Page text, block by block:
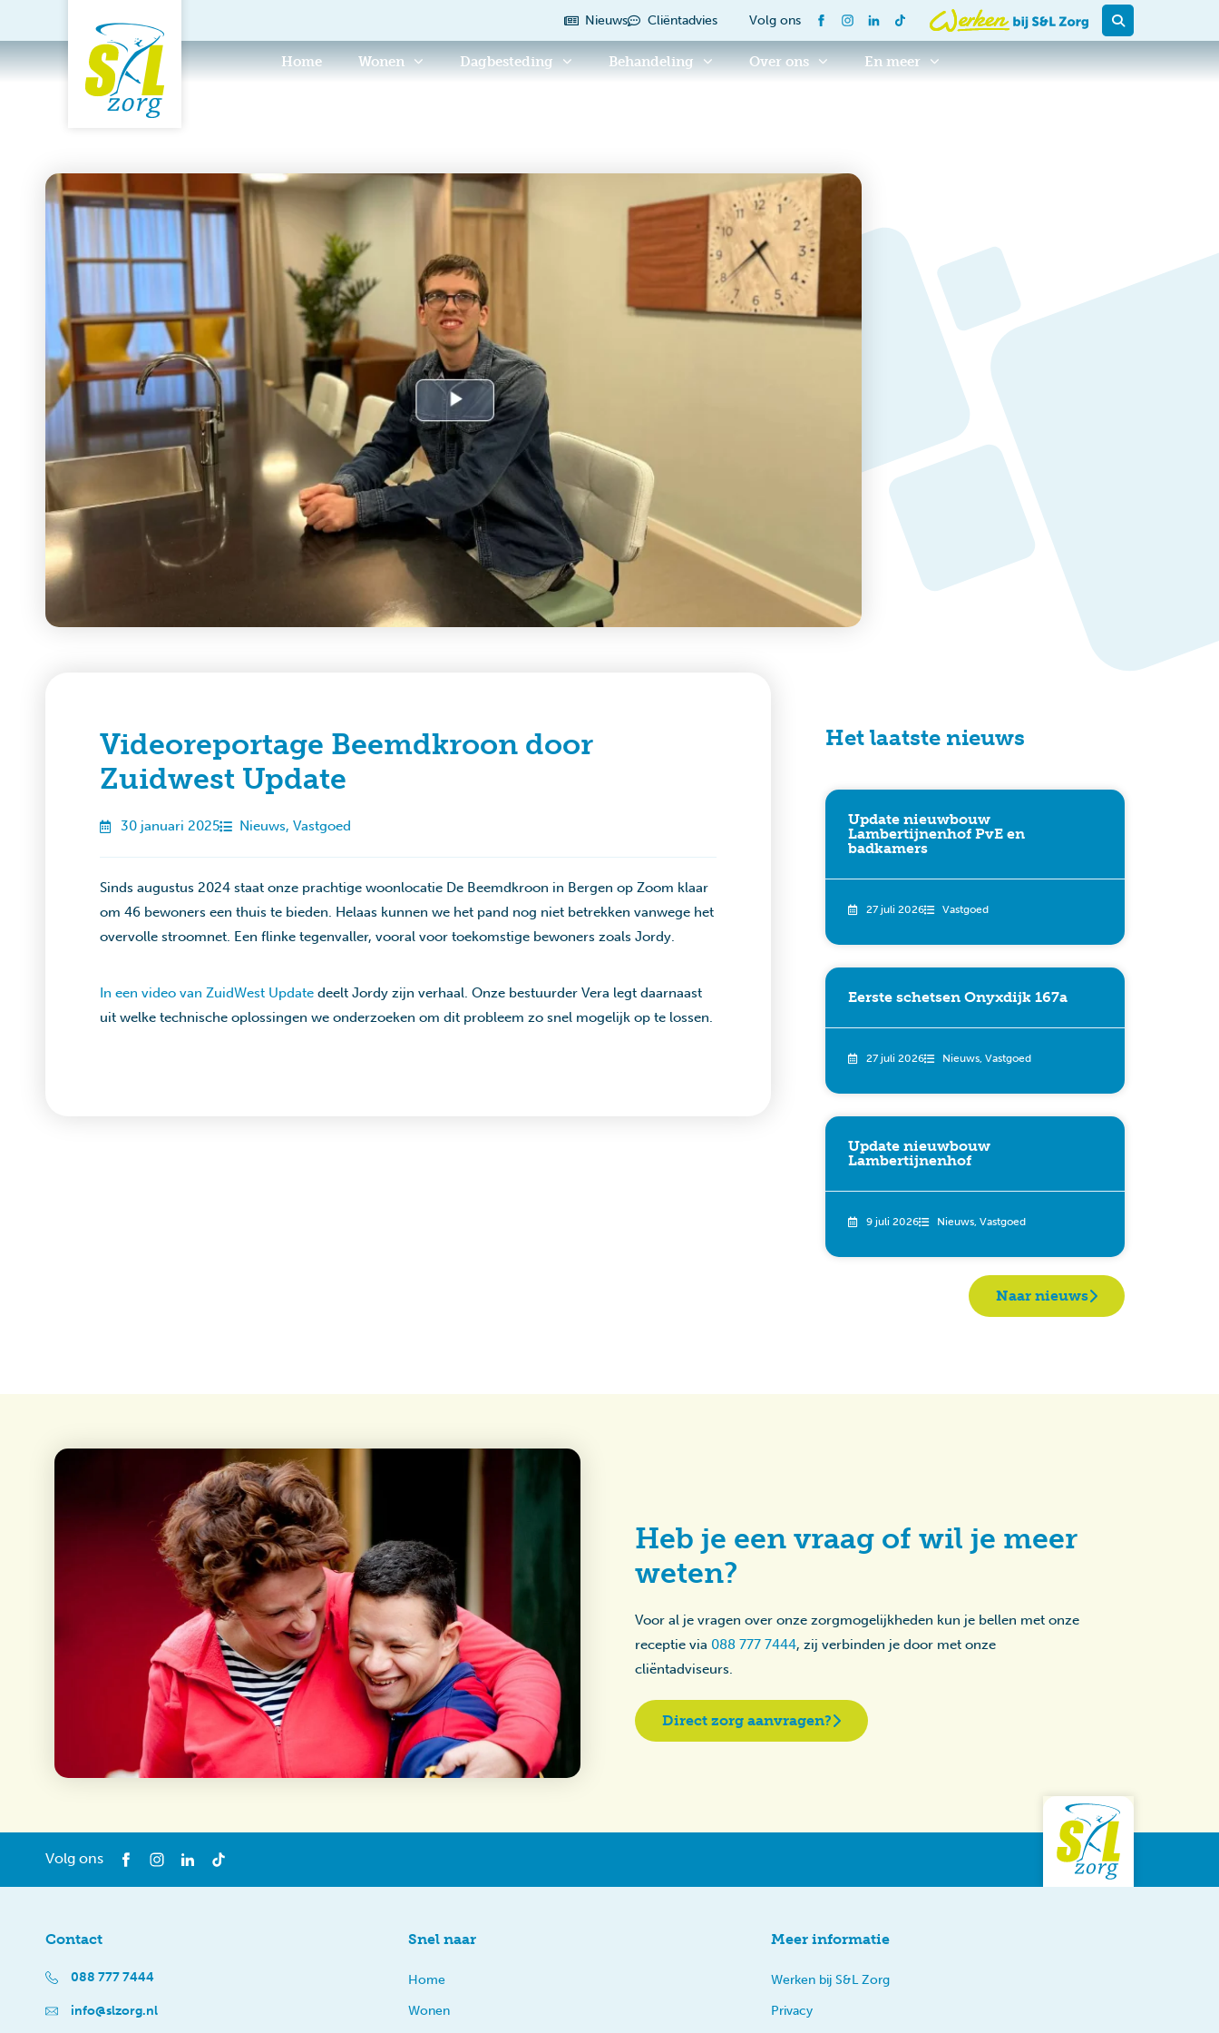
Nieuws Cliëntadvies Volg ons
Home Wonen Dagbesteding Behandeling Over ons En meer
Videoreportage Beemdkroon door
Zuidwest Update
30 januari 2025 Nieuws, Vastgoed
Sinds augustus 2024 staat onze prachtige woonlocatie De Beemdkroon in Bergen op Zoom klaar
om 46 bewoners een thuis te bieden. Helaas kunnen we het pand nog niet betrekken vanwege het
overvolle stroomnet. Een flinke tegenvaller, vooral voor toekomstige bewoners zoals Jordy.
In een video van ZuidWest Update deelt Jordy zijn verhaal. Onze bestuurder Vera legt daarnaast
uit welke technische oplossingen we onderzoeken om dit probleem zo snel mogelijk op te lossen.
Het laatste nieuws
Update nieuwbouw
Lambertijnenhof PvE en
badkamers
27 juli 2026 Vastgoed
Eerste schetsen Onyxdijk 167a
27 juli 2026 Nieuws, Vastgoed
Update nieuwbouw
Lambertijnenhof
9 juli 2026 Nieuws, Vastgoed
Naar nieuws
Heb je een vraag of wil je meer
weten?
Voor al je vragen over onze zorgmogelijkheden kun je bellen met onze
receptie via 088 777 7444, zij verbinden je door met onze
cliëntadviseurs.
Direct zorg aanvragen?
Volg ons
Contact
088 777 7444
info@slzorg.nl
Snel naar
Home
Wonen
Meer informatie
Werken bij S&L Zorg
Privacy